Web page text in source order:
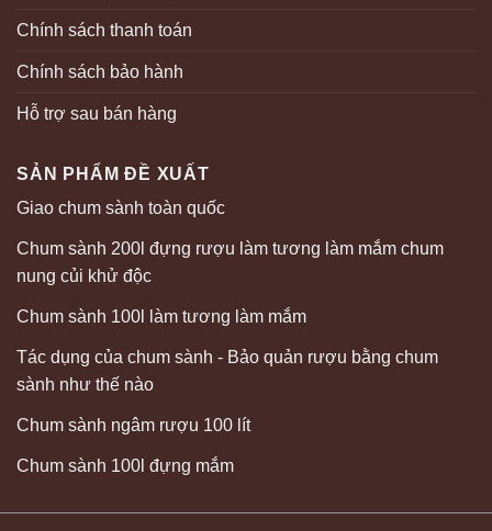
Chính sách thanh toán
Chính sách bảo hành
Hỗ trợ sau bán hàng
SẢN PHẨM ĐỀ XUẤT
Giao chum sành toàn quốc
Chum sành 200l đựng rượu làm tương làm mắm chum
nung củi khử độc
Chum sành 100l làm tương làm mắm
Tác dụng của chum sành - Bảo quản rượu bằng chum
sành như thế nào
Chum sành ngâm rượu 100 lít
Chum sành 100l đựng mắm